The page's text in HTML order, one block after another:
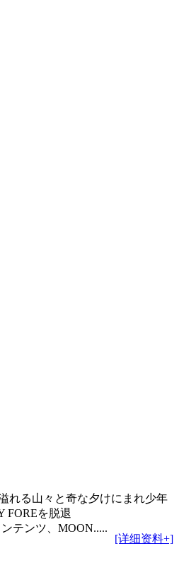
れる山々と奇な夕けにまれ少年
FOREを脱退
テンツ、MOON.....
[详细资料+]